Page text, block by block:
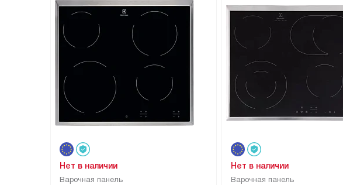
Варочная панель
Нет в наличии
Варочная панель
Нет в наличии